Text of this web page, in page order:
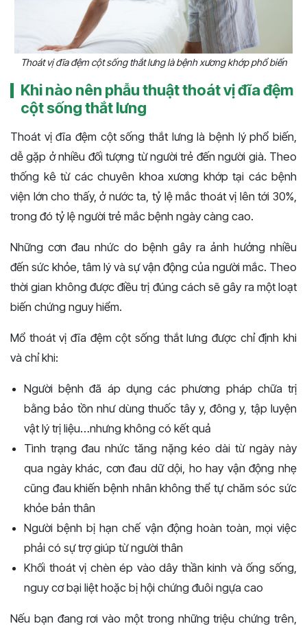
Thoát vị đĩa đệm cột sống thắt lưng là bệnh xương khớp phổ biến
Khi nào nên phẫu thuật thoát vị đĩa đệm
cột sống thắt lưng
Thoát vị đĩa đệm cột sống thắt lưng là bệnh lý phổ biến,
dễ gặp ở nhiều đối tượng từ người trẻ đến người già. Theo
thống kê từ các chuyên khoa xương khớp tại các bệnh
viện lớn cho thấy, ở nước ta, tỷ lệ mắc thoát vị lên tới 30%,
trong đó tỷ lệ người trẻ mắc bệnh ngày càng cao.
Những cơn đau nhức do bệnh gây ra ảnh hưởng nhiều
đến sức khỏe, tâm lý và sự vận động của người mắc. Theo
thời gian không được điều trị đúng cách sẽ gây ra một loạt
biến chứng nguy hiểm.
Mổ thoát vị đĩa đệm cột sống thắt lưng được chỉ định khi
và chỉ khi:
Người bệnh đã áp dụng các phương pháp chữa trị
bằng bảo tồn như dùng thuốc tây y, đông y, tập luyện
vật lý trị liệu…nhưng không có kết quả
Tình trạng đau nhức tăng nặng kéo dài từ ngày này
qua ngày khác, cơn đau dữ dội, ho hay vận động nhẹ
cũng đau khiến bệnh nhân không thể tự chăm sóc sức
khỏe bản thân
Người bệnh bị hạn chế vận động hoàn toàn, mọi việc
phải có sự trợ giúp từ người thân
Khối thoát vị chèn ép vào dây thần kinh và ống sống,
nguy cơ bại liệt hoặc bị hội chứng đuôi ngựa cao
Nếu bạn đang rơi vào một trong những triệu chứng trên,